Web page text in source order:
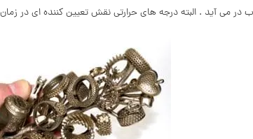
در می آید . البته درجه های حرارتی نقش تعیین کننده ای در